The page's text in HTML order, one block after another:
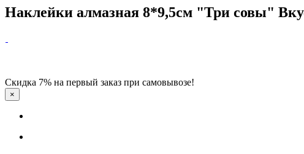
Наклейки алмазная 8*9,5см "Три совы"
Скидка 7% на первый заказ при самовывозе!
×